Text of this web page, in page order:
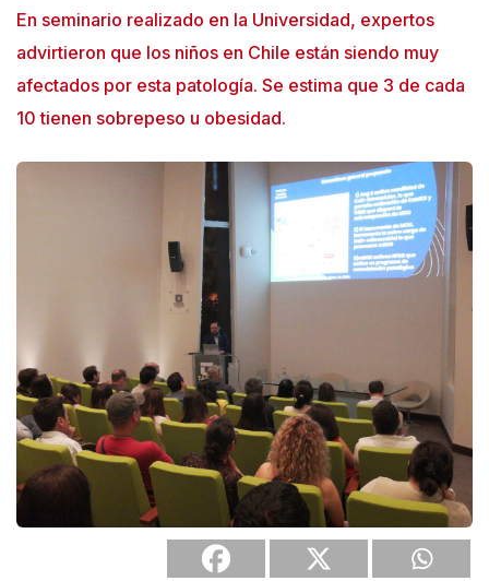
En seminario realizado en la Universidad, expertos
advirtieron que los niños en Chile están siendo muy
afectados por esta patología. Se estima que 3 de cada
10 tienen sobrepeso u obesidad.